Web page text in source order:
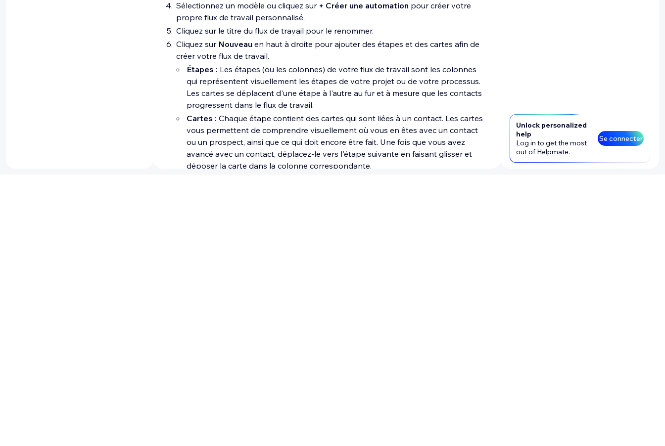
livraison en ligne.
Réunions d'entreprise :
obtenir plus de clients.
Membres du site : Organisez les membres du site et suivez leur engagement.
Sélectionnez un modèle ou cliquez sur + Créer une automation pour créer votre
propre flux de travail personnalisé.
Cliquez sur le titre du flux de travail pour le renommer.
Cliquez sur Nouveau en haut à droite pour ajouter des étapes et des cartes afin de
créer votre flux de travail.
Étapes : Les étapes (ou les colonnes) de votre flux de travail sont les colonnes
qui représentent visuellement les étapes de votre projet ou de votre processus.
Les cartes se déplacent d'une étape à l'autre au fur et à mesure que les contacts
progressent dans le flux de travail.
Cartes : Chaque étape contient des cartes qui sont liées à un contact. Les cartes
vous permettent de comprendre visuellement où vous en êtes avec un contact
ou un prospect, ainsi que ce qui doit encore être fait. Une fois que vous avez
avancé avec un contact, déplacez-le vers l'étape suivante en faisant glisser et
déposer la carte dans la colonne correspondante.
Unlock personalized
help
Log in to get the most
out of Helpmate.
Se connecter